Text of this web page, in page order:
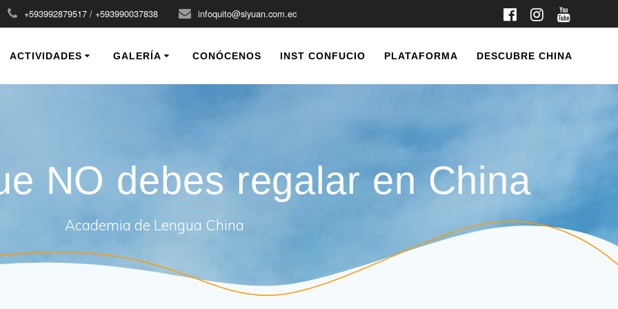
+593992879517 / +593990037838 infoquito@siyuan.com.ec
ACTIVIDADES GALERÍA CONÓCENOS INST CONFUCIO PLATAFORMA DESCUBRE CHINA
NO debes regalar en China
Academia de Lengua China